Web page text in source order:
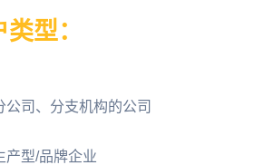
型：
公司、分支机构的公司
产型/品牌企业